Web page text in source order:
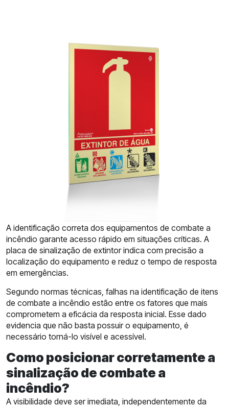
A identificação correta dos equipamentos de combate a
incêndio garante acesso rápido em situações críticas. A
placa de sinalização de extintor indica com precisão a
localização do equipamento e reduz o tempo de resposta
em emergências.
Segundo normas técnicas, falhas na identificação de itens
de combate a incêndio estão entre os fatores que mais
comprometem a eficácia da resposta inicial. Esse dado
evidencia que não basta possuir o equipamento, é
necessário torná-lo visível e acessível.
Como posicionar corretamente a
sinalização de combate a
incêndio?
A visibilidade deve ser imediata, independentemente da